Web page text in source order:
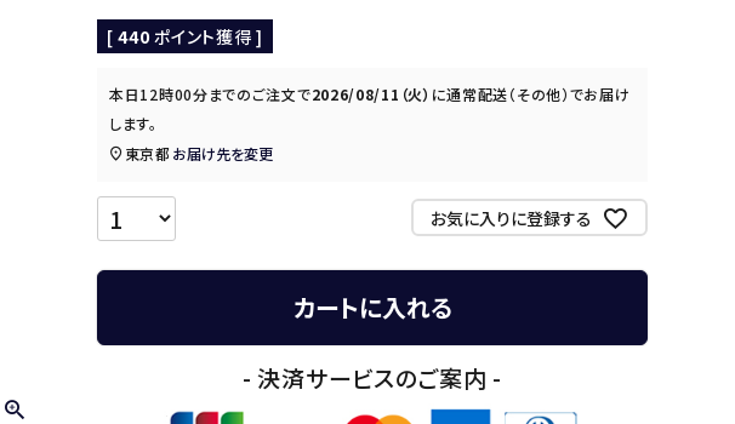
[ 440 ポイント獲得 ]
本日12時00分までのご注文で2026/08/11（火） に通常配送（その他）でお届け
します。
東京都 お届け先を変更
お気に入りに登録する
カートに入れる
- 決済サービスのご案内 -